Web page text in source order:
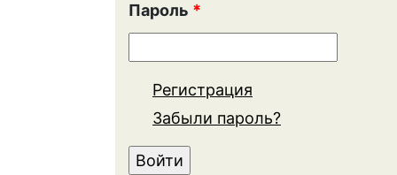
Пароль *
Регистрация
Забыли пароль?